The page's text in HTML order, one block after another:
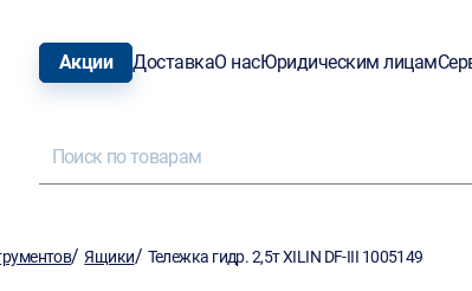
Акции ДоставкаО насЮридическим лицам
/Ящики/ Тележка гидр. 2,5т XILIN DF-III 1005149